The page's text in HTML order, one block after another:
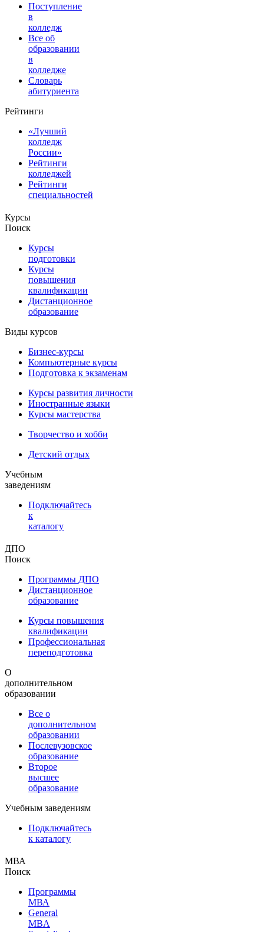
Поступление
в
колледж
Все об
образовании
в
колледже
Словарь
абитуриента
Рейтинги
«Лучший
колледж
России»
Рейтинги
колледжей
Рейтинги
специальностей
Курсы
Поиск
Курсы
подготовки
Курсы
повышения
квалификации
Дистанционное
образование
Виды курсов
Бизнес-курсы
Компьютерные курсы
Подготовка к экзаменам
Курсы развития личности
Иностранные языки
Курсы мастерства
Творчество и хобби
Детский отдых
Учебным
заведениям
Подключайтесь
к
каталогу
ДПО
Поиск
Программы ДПО
Дистанционное
образование
Курсы повышения
квалификации
Профессиональная
переподготовка
О
дополнительном
образовании
Все о
дополнительном
образовании
Послевузовское
образование
Второе
высшее
образование
Учебным заведениям
Подключайтесь
к каталогу
МВА
Поиск
Программы
МВА
General
MBA